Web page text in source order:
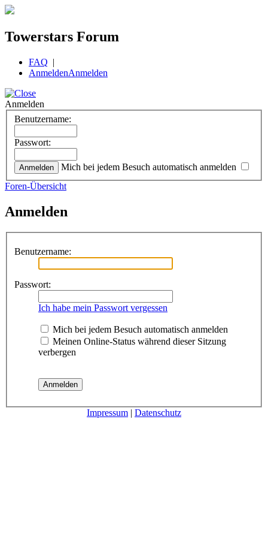
Towerstars Forum
FAQ |
AnmeldenAnmelden
Anmelden
Benutzername:
Passwort:
Mich bei jedem Besuch automatisch anmelden
Foren-Übersicht
Anmelden
Benutzername:
Passwort:
Ich habe mein Passwort vergessen
Mich bei jedem Besuch automatisch anmelden
Meinen Online-Status während dieser Sitzung
verbergen
Impressum | Datenschutz